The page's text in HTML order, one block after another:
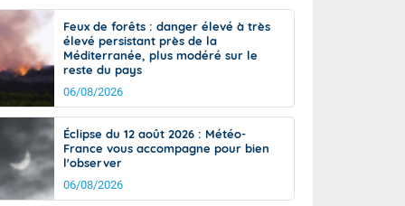
de
Phénomènes dangereux de J+2 à J+7
Avertissement pluies intenses à l'échelle
des communes (Apic)
Bulletins Marine
d'avalanche
Météo des forêts
Vigicrues
Feux de forêts : danger élevé à très
élevé persistant près de la
Méditerranée, plus modéré sur le
reste du pays
06/08/2026
Éclipse du 12 août 2026 : Météo-
France vous accompagne pour bien
l'observer
06/08/2026